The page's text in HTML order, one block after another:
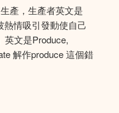
產，生產者英文是
情吸引發動使自己
英文是Produce,
解作produce 這個錯